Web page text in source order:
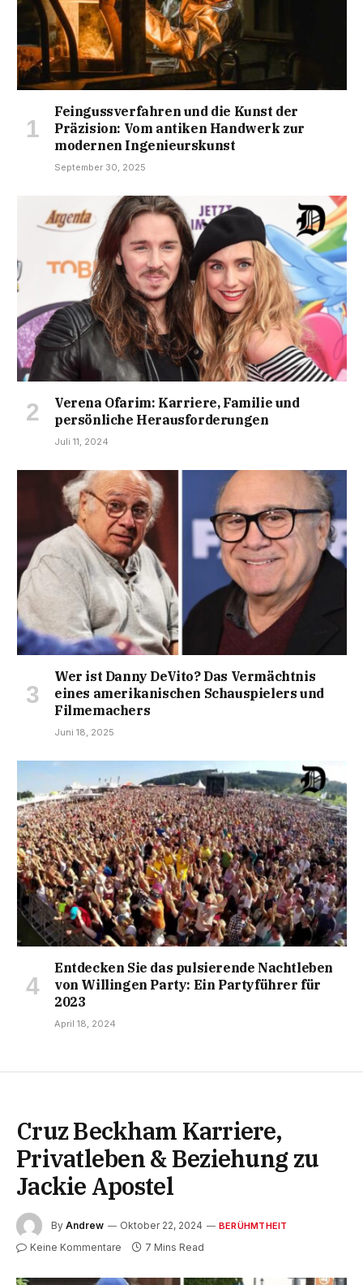
Feingussverfahren und die Kunst der
Präzision: Vom antiken Handwerk zur
modernen Ingenieurskunst
September 30, 2025
Verena Ofarim: Karriere, Familie und
persönliche Herausforderungen
Juli 11, 2024
Wer ist Danny DeVito? Das Vermächtnis
eines amerikanischen Schauspielers und
Filmemachers
Juni 18, 2025
Entdecken Sie das pulsierende Nachtleben
von Willingen Party: Ein Partyführer für
2023
April 18, 2024
Cruz Beckham Karriere,
Privatleben & Beziehung zu
Jackie Apostel
By Andrew Oktober 22, 2024 BERÜHMTHEIT
Keine Kommentare 7 Mins Read